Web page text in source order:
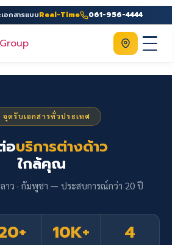
อกสารแบบReal-Time 061-956-4444
ติดต่อเรา
จุดรับเอกสารทั่วประเทศ
อบริการต่างด้าว
ใกล้คุณ
าว · กัมพูชา — ประสบการณ์กว่า 20 ปี
10K+ 4